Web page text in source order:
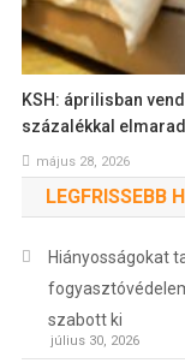
KSH: áprilisban
százalékkal
május 28, 2026
LEGFRISSEBB
Hiányosságokat
szabott ki
július 30, 2026